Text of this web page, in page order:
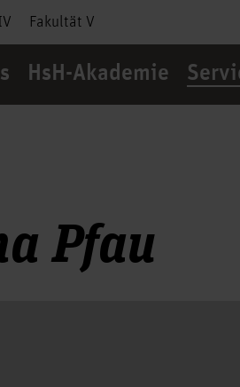
Fakultät V
HsH-Akademie
Pfau